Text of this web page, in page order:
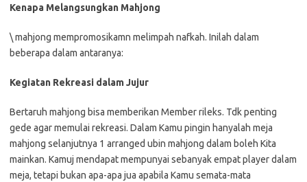
Kenapa Melangsungkan Mahjong
\ mahjong mempromosikamn melimpah nafkah. Inilah dalam
beberapa dalam antaranya:
Kegiatan Rekreasi dalam Jujur
Bertaruh mahjong bisa memberikan Member rileks. Tdk penting
gede agar memulai rekreasi. Dalam Kamu pingin hanyalah meja
mahjong selanjutnya 1 arranged ubin mahjong dalam boleh Kita
mainkan. Kamuj mendapat mempunyai sebanyak empat player dalam
meja, tetapi bukan apa-apa jua apabila Kamu semata-mata